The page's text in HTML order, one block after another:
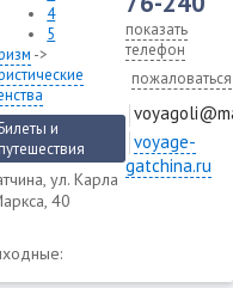
4
5
->
Билеты и
путешествия
ул. Карла
40
показать
телефон
пожаловаться
voyage-
gatchina.ru